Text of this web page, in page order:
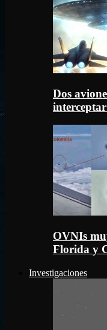
Dos
OVNIs
Florida y
Investigaciones